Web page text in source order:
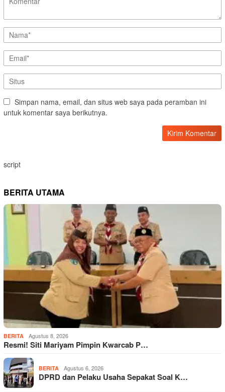
Simpan nama, email, dan situs web saya pada peramban ini
untuk komentar saya berikutnya.
script
BERITA UTAMA
BERITA Agustus 8, 2026
Resmi! Siti Mariyam Pimpin Kwarcab P…
BERITA Agustus 6, 2026
DPRD dan Pelaku Usaha Sepakat Soal K…